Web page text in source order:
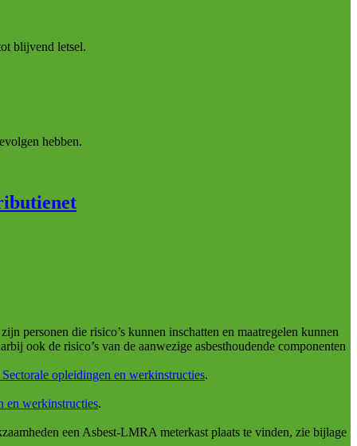
blijvend letsel.
hebben.
personen die risico’s kunnen inschatten en maatregelen kunnen
ook de risico’s van de aanwezige asbesthoudende componenten
opleidingen en werkinstructies.
en werkinstructies.
een Asbest-LMRA meterkast plaats te vinden, zie bijlage